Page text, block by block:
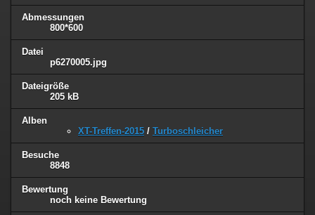
Abmessungen
800*600
Datei
p6270005.jpg
Dateigröße
205 kB
Alben
XT-Treffen-2015 / Turboschleicher
Besuche
8848
Bewertung
noch keine Bewertung